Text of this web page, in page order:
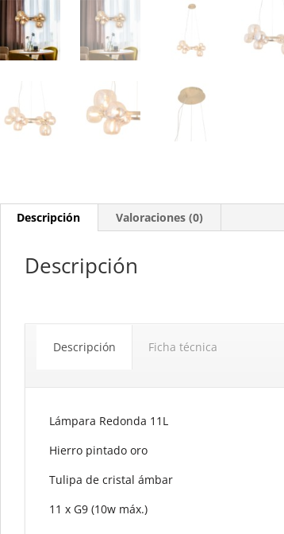
Descripción Valoraciones (0)
Descripción
Descripción Ficha técnica
Lámpara Redonda 11L
Hierro pintado oro
Tulipa de cristal ámbar
11 x G9 (10w máx.)